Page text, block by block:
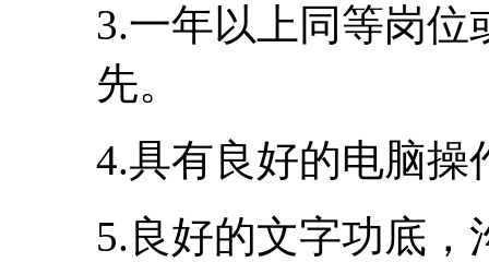
3.一年以上同等岗
先。
4.具有良好的电脑操
5.良好的文字功底